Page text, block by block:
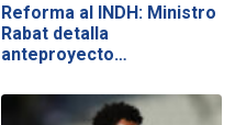
Reforma al INDH: Ministro
Rabat detalla
anteproyecto…